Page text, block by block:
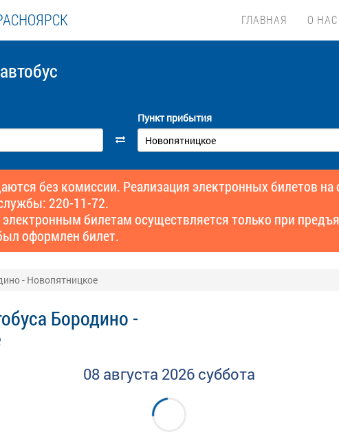
ГЛАВНАЯ О НАС
Пункт прибытия
без комиссии. Реализация электронных билетов
220-11-72.
электронным билетам осуществляется только при
оформлен билет.
- Новопятницкое
Бородино -
08 августа 2026 суббота